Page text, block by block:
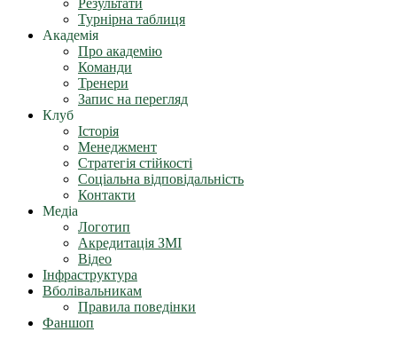
Результати
Турнірна таблиця
Академія
Про академію
Команди
Тренери
Запис на перегляд
Клуб
Історія
Менеджмент
Стратегія стійкості
Соціальна відповідальність
Контакти
Медіа
Логотип
Акредитація ЗМІ
Відео
Інфраструктура
Вболівальникам
Правила поведінки
Фаншоп